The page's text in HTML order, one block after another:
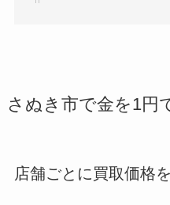
さぬき市で金を1円
店舗ごとに買取価格